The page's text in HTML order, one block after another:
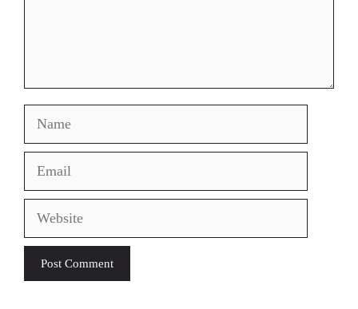
Name
Email
Website